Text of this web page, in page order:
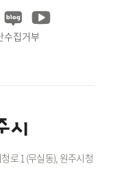
수집거부
로 1 (무실동), 원주시청